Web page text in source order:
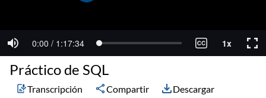
Práctico de SQL
Transcripción Compartir Descargar